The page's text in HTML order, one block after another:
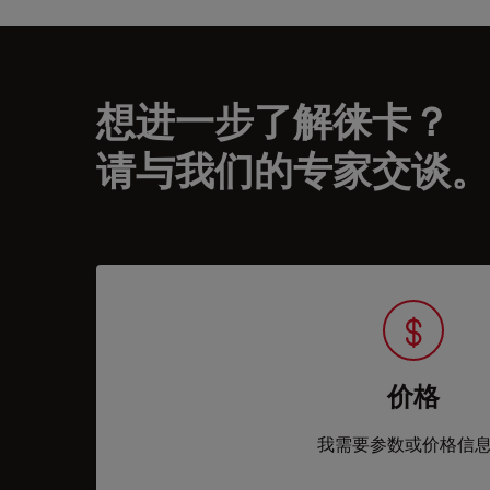
想进一步了解徕卡？
请与我们的专家交谈。
价格
我需要参数或价格信